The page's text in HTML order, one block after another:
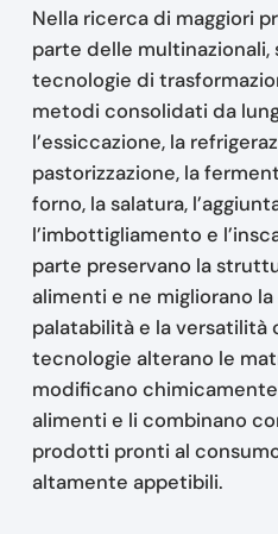
Nella ricerca di maggiori
parte delle multinazionali,
tecnologie di
metodi consolidati da
l’essiccazione, la
pastorizzazione, la
forno, la salatura,
l’imbottigliamento e
parte preservano la
alimenti e ne migliorano
palatabilità e la
tecnologie alterano le
modificano
alimenti e li combinano
prodotti pronti al
altamente appetibili.